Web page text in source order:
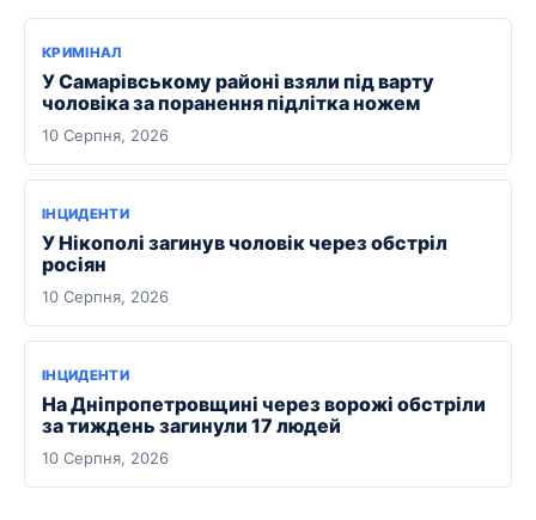
КРИМІНАЛ
У Самарівському районі взяли під варту
чоловіка за поранення підлітка ножем
10 Серпня, 2026
ІНЦИДЕНТИ
У Нікополі загинув чоловік через обстріл
росіян
10 Серпня, 2026
ІНЦИДЕНТИ
На Дніпропетровщині через ворожі обстріли
за тиждень загинули 17 людей
10 Серпня, 2026